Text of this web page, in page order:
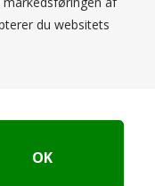
du websitets